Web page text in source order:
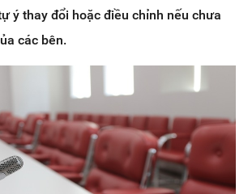
ý thay đổi hoặc điều chỉnh nếu chưa
các bên.